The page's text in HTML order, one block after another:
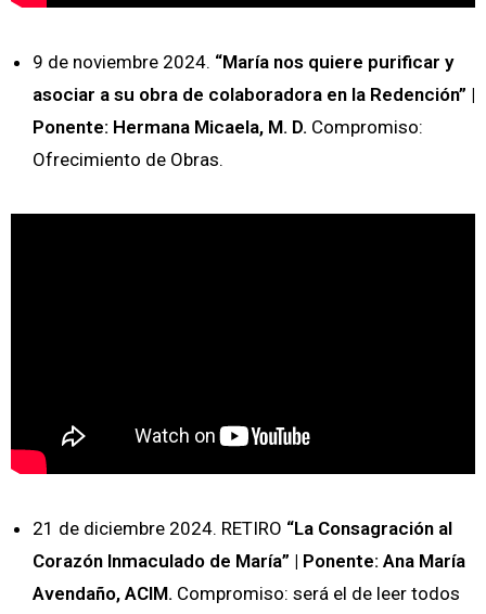
9 de noviembre 2024. “María nos quiere purificar y
asociar a su obra de colaboradora en la Redención” |
Ponente: Hermana Micaela, M. D. Compromiso:
Ofrecimiento de Obras.
21 de diciembre 2024. RETIRO “La Consagración al
Corazón Inmaculado de María” | Ponente: Ana María
Avendaño, ACIM. Compromiso: será el de leer todos